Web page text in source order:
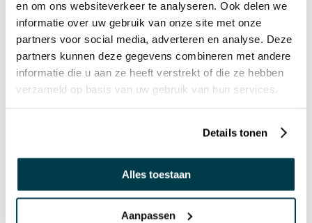
en om ons websiteverkeer te analyseren. Ook delen we
informatie over uw gebruik van onze site met onze
partners voor social media, adverteren en analyse. Deze
partners kunnen deze gegevens combineren met andere
informatie die u aan ze heeft verstrekt of die ze hebben
verzameld op basis van uw gebruik van hun services.
Details tonen
Alles toestaan
Aanpassen
Beweegbare roede voor
glansgordijn
€ 389,00 incl. BTW
€ 321,49 excl. BTW
Nenko Interactive -
sterrenpanelen 60x60 cm
+ lichtbron - set van 4
€ 955,90 incl. BTW
CADEAUTIP